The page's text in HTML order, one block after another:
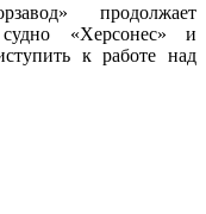
продолжает
судно «Херсонес» и
к работе над